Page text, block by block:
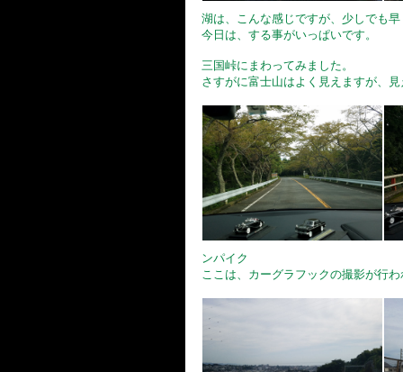
湖は、こんな感じですが、少しでも
今日は、する事がいっぱいです。
三国峠にまわってみました。
さすがに富士山はよく見えますが、
ンパイク
ここは、カーグラフックの撮影が行